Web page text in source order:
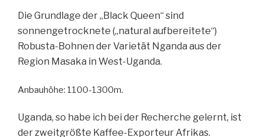
Die Grundlage der „Black Queen“ sind
sonnengetrocknete („natural aufbereitete“)
Robusta-Bohnen der Varietät Nganda aus der
Region Masaka in West-Uganda.
Anbauhöhe: 1100-1300m.
Uganda, so habe ich bei der Recherche gelernt, ist
der zweitgrößte Kaffee-Exporteur Afrikas.